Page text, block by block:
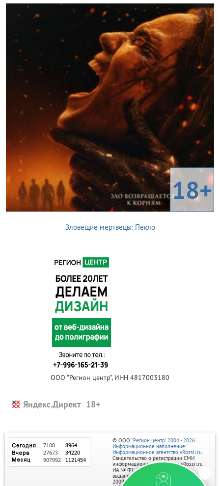
18+
Зловещие мертвецы: Пекло
ООО "Регион центр", ИНН 4817003180
Яндекс.Директ
© ООО "Регион центр" 2004 - 2026
Информационное наполнение:
Информационное агентство vRossii.ru
Свидетельство о регистрации СМИ
информационного агентства vRossii.ru
ИА № ФС 77‑35502
выдано РОСКОМНАДЗОРом 04 марта
2009г.